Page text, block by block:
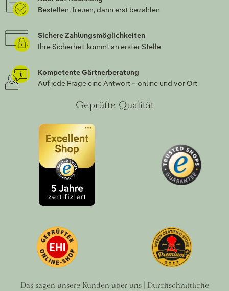
Bestellen, freuen, dann erst bezahlen
Sichere Zahlungsmöglichkeiten
Ihre Sicherheit kommt an erster Stelle
Kompetente Gärtnerberatung
Auf jede Frage eine Antwort – online und vor Ort
Geprüfte Qualität
Das sagen unsere Kunden über uns | Durchschnittliche